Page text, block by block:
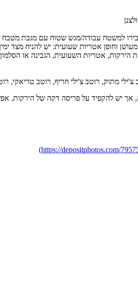
וחופן אטריות שעועית: יש להניח
אטריות השעועית, הגבינה או הסלמון
מתוק, רוטב צ'ילי חריף, רוטב טריאקי,
אך יש להקפיד על פריסה דקה של הירקות.